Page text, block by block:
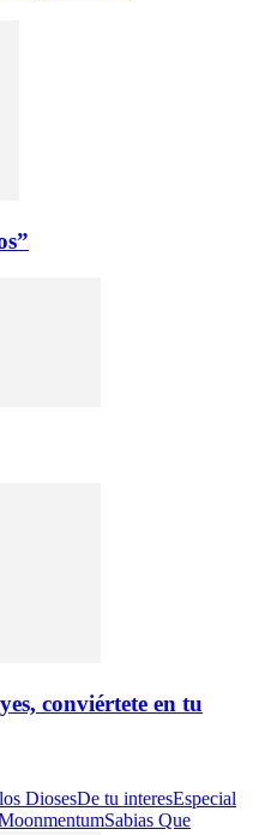
conviértete en tu
DiosesDe tu interesEspecial
Sabias Que